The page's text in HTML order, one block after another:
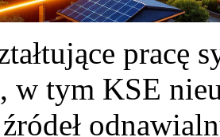
pracę
w tym KSE